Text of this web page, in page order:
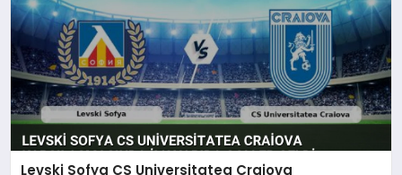
Levski Sofya CS Universitatea Craiova